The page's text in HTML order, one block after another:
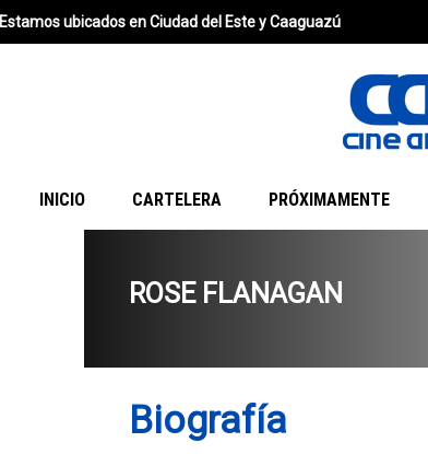
Estamos ubicados en Ciudad del Este y Caaguazú
INICIO CARTELERA PRÓXIMAMENTE
ROSE FLANAGAN
Biografía